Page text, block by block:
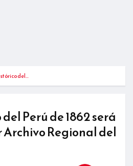
del…
Perú de 1862 será
Regional del